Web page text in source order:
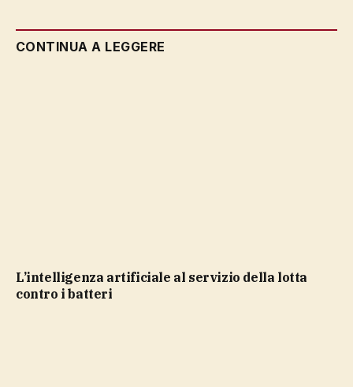
CONTINUA A LEGGERE
L’intelligenza artificiale al servizio della lotta
contro i batteri